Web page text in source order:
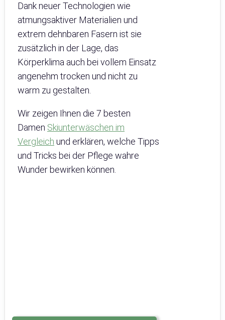
Dank neuer Technologien wie
atmungsaktiver Materialien und
extrem dehnbaren Fasern ist sie
zusätzlich in der Lage, das
Körperklima auch bei vollem Einsatz
angenehm trocken und nicht zu
warm zu gestalten.
Wir zeigen Ihnen die 7 besten
Damen Skiunterwäschen im
Vergleich und erklären, welche Tipps
und Tricks bei der Pflege wahre
Wunder bewirken können.